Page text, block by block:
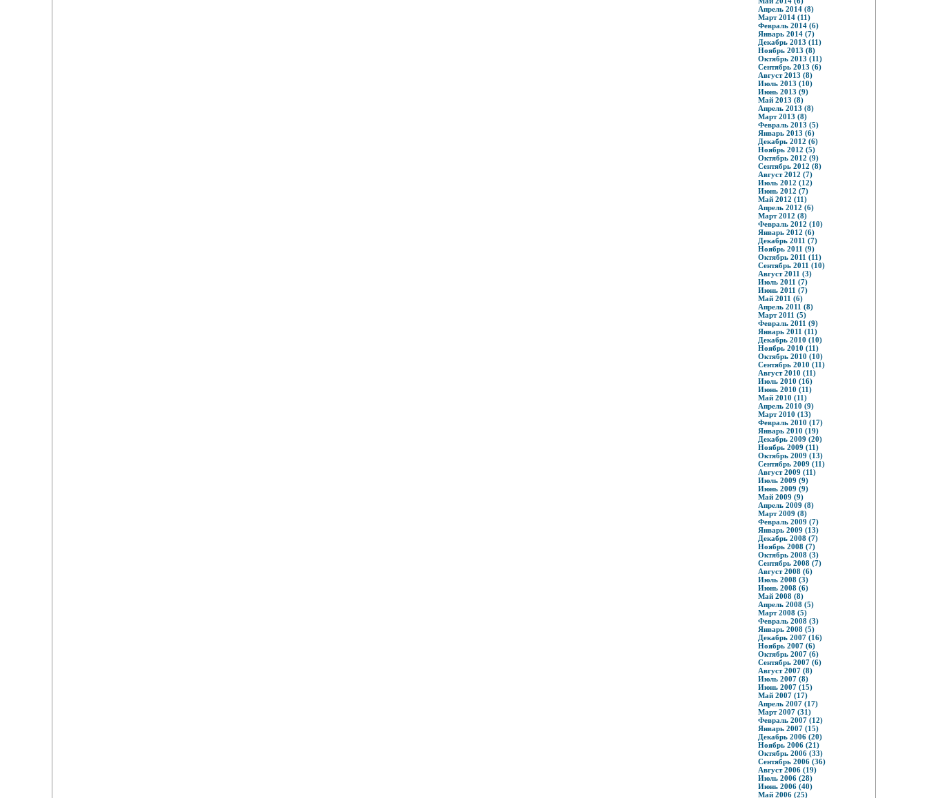
Апрель 2014 (8)
Март 2014 (11)
Февраль 2014 (6)
Январь 2014 (7)
Декабрь 2013 (11)
Ноябрь 2013 (8)
Октябрь 2013 (11)
Сентябрь 2013 (6)
Август 2013 (8)
Июль 2013 (10)
Июнь 2013 (9)
Май 2013 (8)
Апрель 2013 (8)
Март 2013 (8)
Февраль 2013 (5)
Январь 2013 (6)
Декабрь 2012 (6)
Ноябрь 2012 (5)
Октябрь 2012 (9)
Сентябрь 2012 (8)
Август 2012 (7)
Июль 2012 (12)
Июнь 2012 (7)
Май 2012 (11)
Апрель 2012 (6)
Март 2012 (8)
Февраль 2012 (10)
Январь 2012 (6)
Декабрь 2011 (7)
Ноябрь 2011 (9)
Октябрь 2011 (11)
Сентябрь 2011 (10)
Август 2011 (3)
Июль 2011 (7)
Июнь 2011 (7)
Май 2011 (6)
Апрель 2011 (8)
Март 2011 (5)
Февраль 2011 (9)
Январь 2011 (11)
Декабрь 2010 (10)
Ноябрь 2010 (11)
Октябрь 2010 (10)
Сентябрь 2010 (11)
Август 2010 (11)
Июль 2010 (16)
Июнь 2010 (11)
Май 2010 (11)
Апрель 2010 (9)
Март 2010 (13)
Февраль 2010 (17)
Январь 2010 (19)
Декабрь 2009 (20)
Ноябрь 2009 (11)
Октябрь 2009 (13)
Сентябрь 2009 (11)
Август 2009 (11)
Июль 2009 (9)
Июнь 2009 (9)
Май 2009 (9)
Апрель 2009 (8)
Март 2009 (8)
Февраль 2009 (7)
Январь 2009 (13)
Декабрь 2008 (7)
Ноябрь 2008 (7)
Октябрь 2008 (3)
Сентябрь 2008 (7)
Август 2008 (6)
Июль 2008 (3)
Июнь 2008 (6)
Май 2008 (8)
Апрель 2008 (5)
Март 2008 (5)
Февраль 2008 (3)
Январь 2008 (5)
Декабрь 2007 (16)
Ноябрь 2007 (6)
Октябрь 2007 (6)
Сентябрь 2007 (6)
Август 2007 (8)
Июль 2007 (8)
Июнь 2007 (15)
Май 2007 (17)
Апрель 2007 (17)
Март 2007 (31)
Февраль 2007 (12)
Январь 2007 (15)
Декабрь 2006 (20)
Ноябрь 2006 (21)
Октябрь 2006 (33)
Сентябрь 2006 (36)
Август 2006 (19)
Июль 2006 (28)
Июнь 2006 (40)
Май 2006 (25)